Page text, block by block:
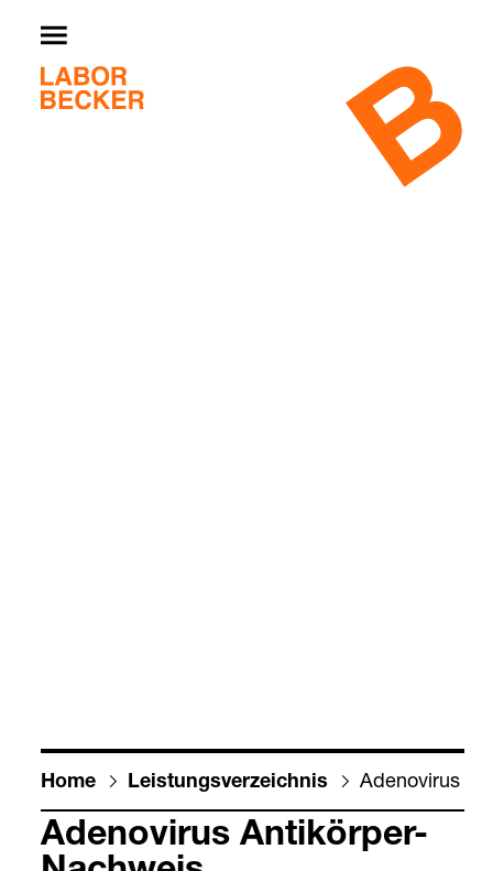
Home Leis­tungs­ver­zeich­nis Ade­no­vi­rus
Ade­no­vi­rus Anti­kör­per-​